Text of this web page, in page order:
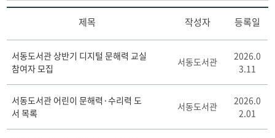
해
력
·
수
리
제목 작성자 등록일
서동도서관 상반기 디지털 문해력 교실
참여자 모집
서동도서관
2026.0
3.11
서동도서관 어린이 문해력·수리력 도
서 목록
서동도서관
2026.0
2.01